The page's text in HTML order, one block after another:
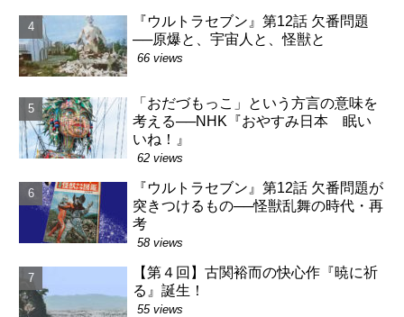
『ウルトラセブン』第12話 欠番問題
──原爆と、宇宙人と、怪獣と
66 views
「おだづもっこ」という方言の意味を
考える──NHK『おやすみ日本 眠い
いね！』
62 views
『ウルトラセブン』第12話 欠番問題が
突きつけるもの──怪獣乱舞の時代・再
考
58 views
【第４回】古関裕而の快心作『暁に祈
る』誕生！
55 views